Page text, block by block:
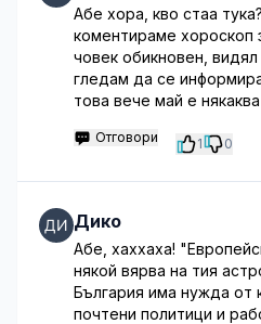
Абе хора, кво стаа
коментираме хороскоп
човек обикновен,
гледам да се
това вече май е
Отговори 1 0
Дико
Абе, хаххаха!
някой вярва на тия
България има нужда от
почтени политици и